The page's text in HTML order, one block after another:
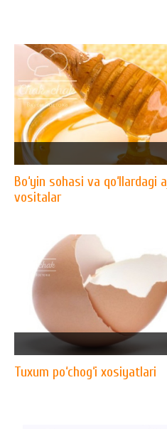
Bo‘yin sohasi va
vositalar
Tuxum po‘chog‘i xosiyatlari